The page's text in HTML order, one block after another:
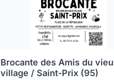
Brocante des Amis du
village / Saint-Prix (95)